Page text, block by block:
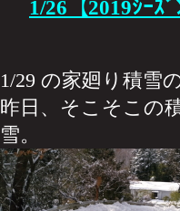
1/26【2019ｼｰｽ
1/29 の家廻り積雪
昨日、そこそこの
雪。